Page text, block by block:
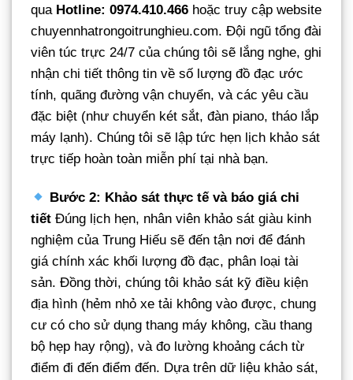
qua Hotline: 0974.410.466 hoặc truy cập website
chuyennhatrongoitrunghieu.com. Đội ngũ tổng đài
viên túc trực 24/7 của chúng tôi sẽ lắng nghe, ghi
nhận chi tiết thông tin về số lượng đồ đạc ước
tính, quãng đường vận chuyển, và các yêu cầu
đặc biệt (như chuyển két sắt, đàn piano, tháo lắp
máy lạnh). Chúng tôi sẽ lập tức hẹn lịch khảo sát
trực tiếp hoàn toàn miễn phí tại nhà bạn.
Bước 2: Khảo sát thực tế và báo giá chi
tiết Đúng lịch hẹn, nhân viên khảo sát giàu kinh
nghiệm của Trung Hiếu sẽ đến tận nơi để đánh
giá chính xác khối lượng đồ đạc, phân loại tài
sản. Đồng thời, chúng tôi khảo sát kỹ điều kiện
địa hình (hẻm nhỏ xe tải không vào được, chung
cư có cho sử dụng thang máy không, cầu thang
bộ hẹp hay rộng), và đo lường khoảng cách từ
điểm đi đến điểm đến. Dựa trên dữ liệu khảo sát,